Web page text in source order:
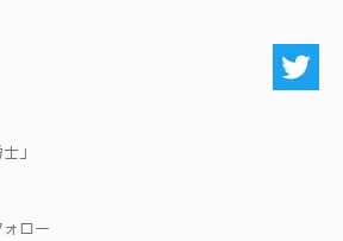
」
ロー